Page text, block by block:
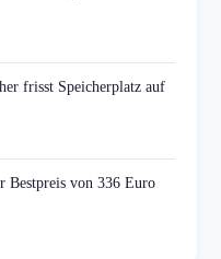
frisst Speicherplatz auf
Bestpreis von 336 Euro